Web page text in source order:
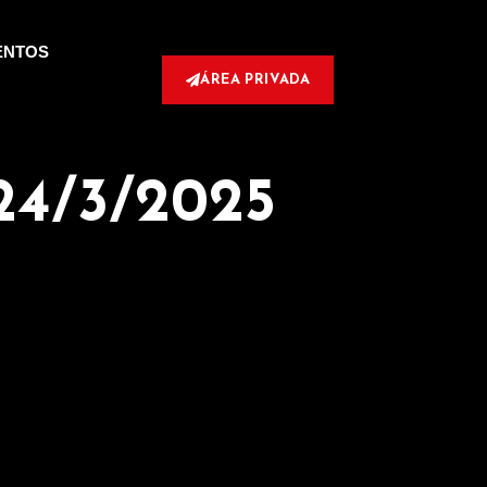
ÁREA PRIVADA
3/2025